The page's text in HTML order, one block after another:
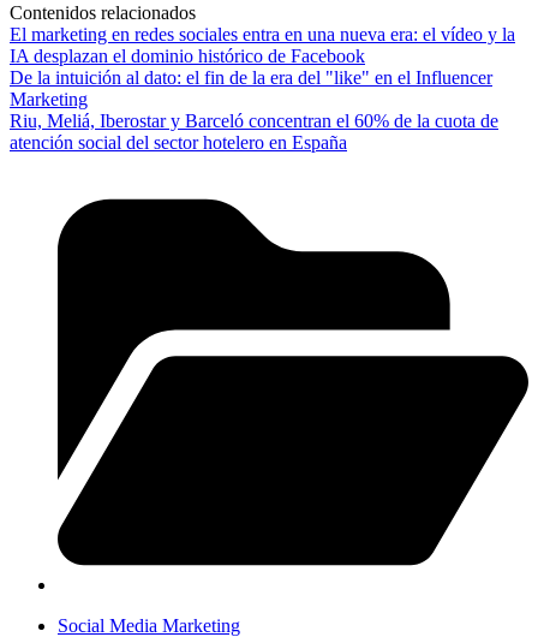
Contenidos relacionados
El marketing en redes sociales entra en una nueva era: el vídeo y la
IA desplazan el dominio histórico de Facebook
De la intuición al dato: el fin de la era del "like" en el Influencer
Marketing
Riu, Meliá, Iberostar y Barceló concentran el 60% de la cuota de
atención social del sector hotelero en España
Social Media Marketing